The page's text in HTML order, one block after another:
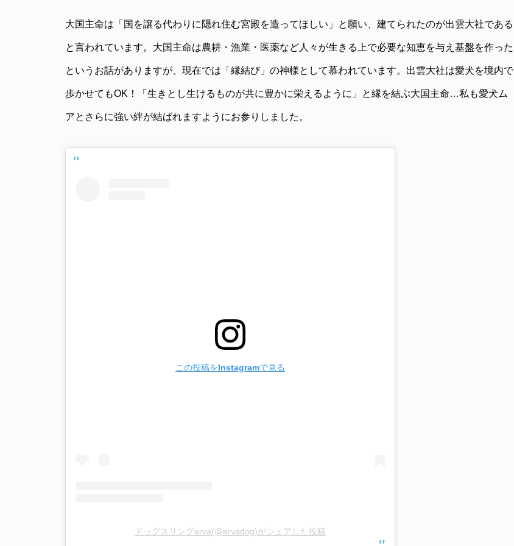
大国主命は「国を譲る代わりに隠れ住む宮殿を造ってほしい」と願い、建てられたのが出雲大社である
と言われています。大国主命は農耕・漁業・医薬など人々が生きる上で必要な知恵を与え基盤を作った
というお話がありますが、現在では「縁結び」の神様として慕われています。出雲大社は愛犬を境内で
歩かせてもOK！「生きとし生けるものが共に豊かに栄えるように」と縁を結ぶ大国主命…私も愛犬ム
アとさらに強い絆が結ばれますようにお参りしました。
この投稿をInstagramで見る
ドッグスリングerva(@ervadog)がシェアした投稿